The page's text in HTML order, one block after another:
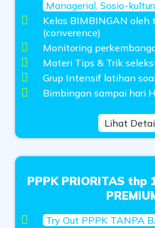
Managerial, Sosio-
Kelas BIMBINGAN oleh
(converence)
Monitoring
Materi Tips & Trik
Grup Intensif latihan
Bimbingan sampai hari
Lihat
PPPK PRIORITAS thp
Try Out PPPK TANPA